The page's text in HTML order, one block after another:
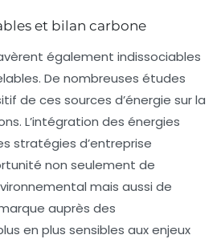
et bilan carbone
également indissociables
. De nombreuses études
de ces sources d’énergie sur la
L’intégration des énergies
stratégies d’entreprise
non seulement de
mais aussi de
auprès des
en plus sensibles aux enjeux